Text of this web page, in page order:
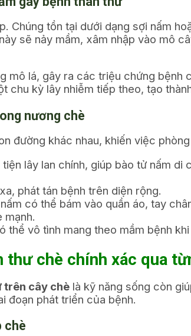
Chúng tồn tại dưới dạng sợi nấm
sẽ nảy mầm, xâm nhập vào mô
mô lá, gây ra các triệu chứng
chu kỳ lây nhiễm tiếp theo, tạo
nương chè
đường khác nhau, khiến việc
lây lan chính, giúp bào tử nấm
phát tán bệnh trên diện rộng.
có thể bám vào quần áo, tay
mạnh.
thể vô tình mang theo mầm bệnh
thư chè chính xác qua
trên cây chè là kỹ năng sống còn
đoạn phát triển của bệnh.
chè